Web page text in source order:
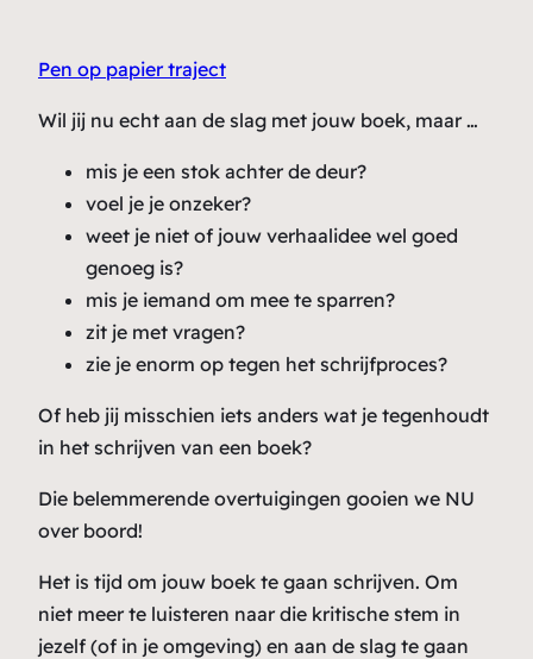
Pen op papier traject
Wil jij nu echt aan de slag met jouw boek, maar …
mis je een stok achter de deur?
voel je je onzeker?
weet je niet of jouw verhaalidee wel goed
genoeg is?
mis je iemand om mee te sparren?
zit je met vragen?
zie je enorm op tegen het schrijfproces?
Of heb jij misschien iets anders wat je tegenhoudt
in het schrijven van een boek?
Die belemmerende overtuigingen gooien we NU
over boord!
Het is tijd om jouw boek te gaan schrijven. Om
niet meer te luisteren naar die kritische stem in
jezelf (of in je omgeving) en aan de slag te gaan